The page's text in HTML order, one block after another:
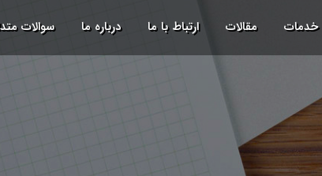
سوالات درباره ما ارتباط با ما مقالات خدمات